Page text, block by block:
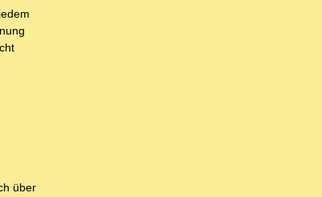
über